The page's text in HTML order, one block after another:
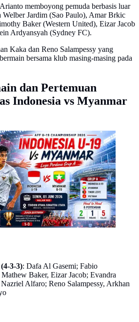
memboyong pemuda berbasis luar
Welber Jardim (Sao Paulo), Amar Brkic
Baker (Western United), Eizar Jacob
Ardyansyah (Sydney FC).
Kaka dan Reno Salampessy yang
bersama klub masing-masing pada
dan Pertemuan
Indonesia vs Myanmar
Indonesia U-19 versus
AFF U-19 2026. (Bola.com/AI
3-3): Dafa Al Gasemi; Fabio
Baker, Eizar Jacob; Evandra
Alfaro; Reno Salampessy, Arkhan